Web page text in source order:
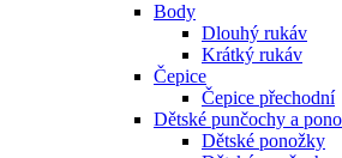
Body
Dlouhý rukáv
Krátký rukáv
Čepice
Čepice přechodní
Dětské punčochy a
Dětské ponožky